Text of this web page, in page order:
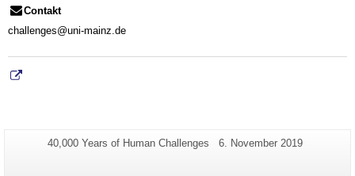
Contakt
challenges@uni-mainz.de
Additional
Page-
40,000 Years of Human Challenges
Last
6. November 2019